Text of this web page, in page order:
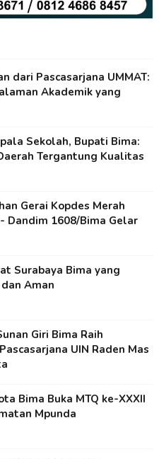
dari Pascasarjana UMMAT:
Akademik yang
Sekolah, Bupati Bima:
Tergantung Kualitas
Gerai Kopdes Merah
Dandim 1608/Bima Gelar
Surabaya Bima yang
Aman
Giri Bima Raih
UIN Raden Mas
Bima Buka MTQ ke-XXXII
Mpunda